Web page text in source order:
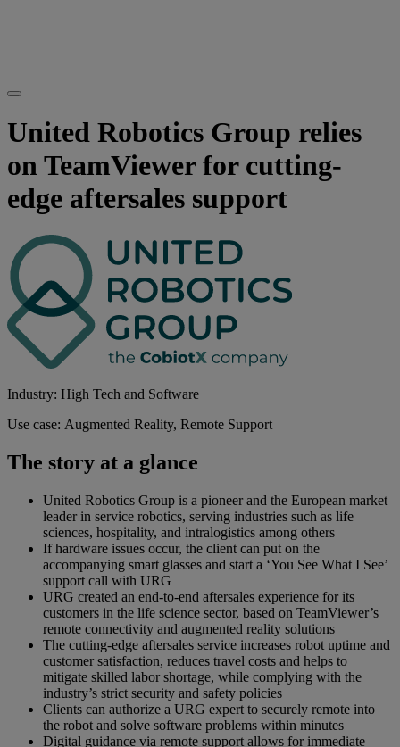
United Robotics Group relies
on TeamViewer for cutting-
edge aftersales support
Industry: High Tech and Software
Use case: Augmented Reality, Remote Support
The story at a glance
United Robotics Group is a pioneer and the European market
leader in service robotics, serving industries such as life
sciences, hospitality, and intralogistics among others
If hardware issues occur, the client can put on the
accompanying smart glasses and start a ‘You See What I See’
support call with URG
URG created an end-to-end aftersales experience for its
customers in the life science sector, based on TeamViewer’s
remote connectivity and augmented reality solutions
The cutting-edge aftersales service increases robot uptime and
customer satisfaction, reduces travel costs and helps to
mitigate skilled labor shortage, while complying with the
industry’s strict security and safety policies
Clients can authorize a URG expert to securely remote into
the robot and solve software problems within minutes
Digital guidance via remote support allows for immediate